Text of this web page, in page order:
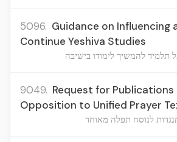
5096. Guidance on Influencing
Continue Yeshiva Studies
להמשיך לימודו בישיבה
9049. Request for Publications
Opposition to Unified Prayer
לנוסח תפלה מאוחד